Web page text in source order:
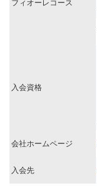
フィオーレコース
入会資格
会社ホームページ
入会先